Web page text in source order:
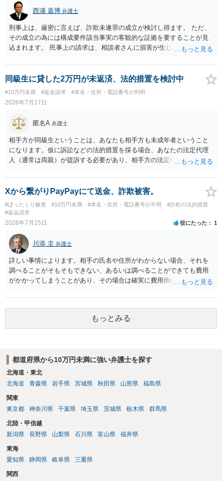
に巻き込まれた」と事前伝えておく すでに警察へ相談済みとのことで
すので、今後別のアカウントから連絡が来ても一切応じず、警察へ追
加の報告を行ってください。
西浦 嘉博 弁護士
刑事上は、厳密に言えば、詐欺未遂罪の成立が検討し得ます。 ただ、
その成立の為には構成要件該当事実の客観的な証拠を要することが見
込まれます。 民事上の請求は、相談者さんに損害が生じていない以
い場合、最寄りの法律事務所での相談を検討ください。 上記、ご参考
ください。
同級生に貸した2万円が未返済、法的措置を検討中
#10万円未満 #返金請求 #本名・住所・電話番号が判明
2026年7月17日
匿名A 弁護士
相手方が同級生ということは、あなたも相手方も未成年者ということ
になります。仮に訴訟などの法的措置を採る場合、あなたの法定代理
人（通常は両親）が提訴する必要があり、相手方の法定代理人（通常
話し合いで解決した方がよい問題だと思います。
Xから繋がりPayPayにて送金、詐欺被害。
#ぼったくり被害 #10万円未満 #本名・住所・電話番号が不明
#詐欺の法的措置
#返金請求
2026年7月15日 役にたった 1
川添 圭 弁護士
詳しい事情によります。相手の氏名や住所がわからない場合、それを
調べることがそもそもできない、あるいは調べることができても費用
がかかってしまうことがあり、その場合は確実に費用倒れになりそう
もっとみる
都道府県から10万円未満に強い弁護士を探す
北海道・東北
北海道
青森県 岩手県 宮城県 秋田県 山形県 福島県
関東
東京都
神奈川県 千葉県 埼玉県 茨城県 栃木県 群馬県
北陸・甲信越
新潟県
長野県 山梨県 石川県 富山県 福井県
東海
愛知県
静岡県 岐阜県 三重県
関西